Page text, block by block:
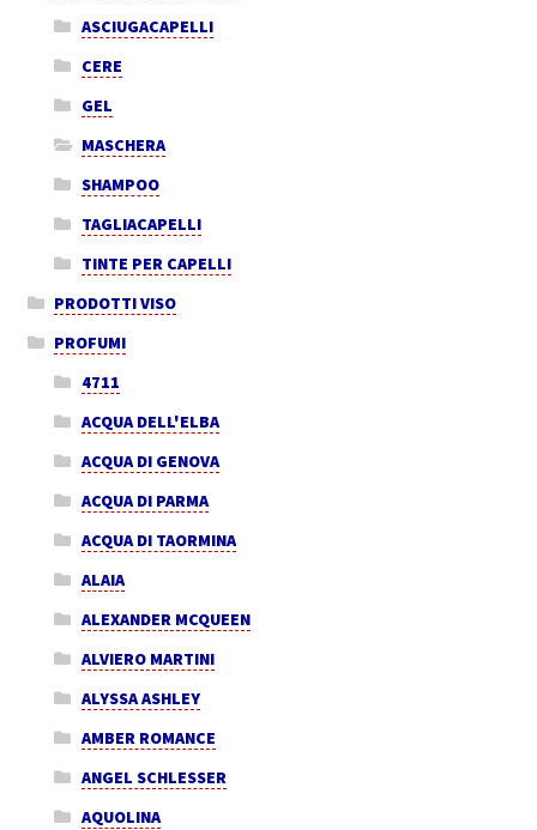
ASCIUGACAPELLI
CERE
GEL
MASCHERA
SHAMPOO
TAGLIACAPELLI
TINTE PER CAPELLI
PRODOTTI VISO
PROFUMI
4711
ACQUA DELL'ELBA
ACQUA DI GENOVA
ACQUA DI PARMA
ACQUA DI TAORMINA
ALAIA
ALEXANDER MCQUEEN
ALVIERO MARTINI
ALYSSA ASHLEY
AMBER ROMANCE
ANGEL SCHLESSER
AQUOLINA